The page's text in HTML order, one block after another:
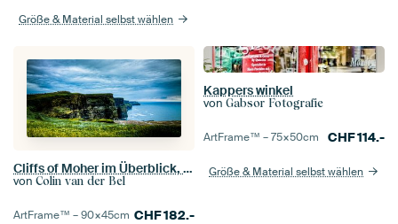
Größe & Material selbst wählen
Cliffs of Moher im Überblick, The Burren, Irland
von Colin van der Bel
ArtFrame™ –90×45cm CHF182.-
Kappers winkel
von Gabsor Fotografie
ArtFrame™ –75×50cm CHF114.-
Größe & Material selbst wählen